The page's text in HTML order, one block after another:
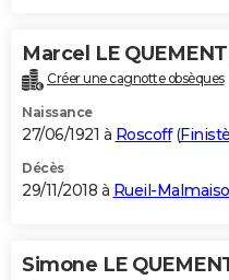
Marcel LE QUEMENT
Créer une cagnotte obsèques
Naissance
27/06/1921 à Roscoff(
Décès
29/11/2018 à Rueil-
Simone LE